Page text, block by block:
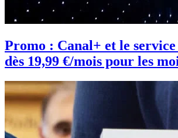
Promo : Canal+ et le
dès 19,99 €/mois pour les